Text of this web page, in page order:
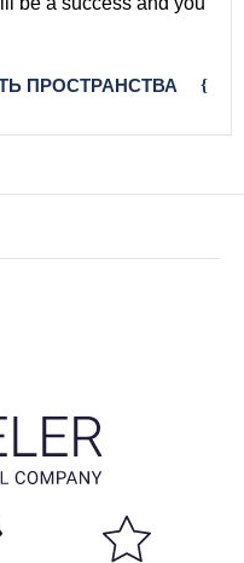
ПРОСТРАНСТВА